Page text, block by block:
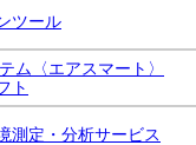
ツール
ム〈エアスマート〉
ト
測定・分析サービス